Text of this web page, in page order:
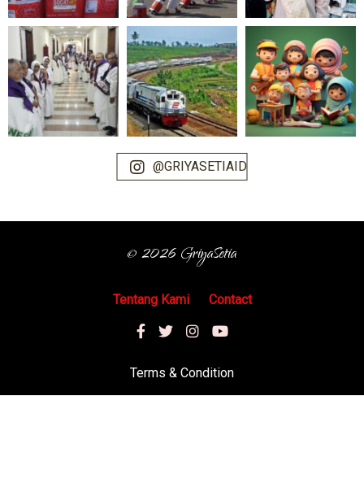
@GRIYASETIAID
© 2026 GriyaSetia
Tentang Kami Contact
Terms & Condition